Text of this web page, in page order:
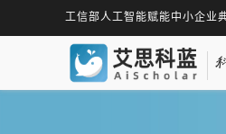
工信部人工智能赋能中小企业